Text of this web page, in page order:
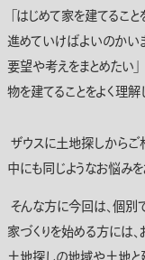
「はじめて家を建てるこ
進めていけばよいのかい
要望や考えをまとめたい
物を建てることをよく理解
ザウスに土地探しからご
中にも同じようなお悩み
そんな方に今回は、個別
家づくりを始める方には